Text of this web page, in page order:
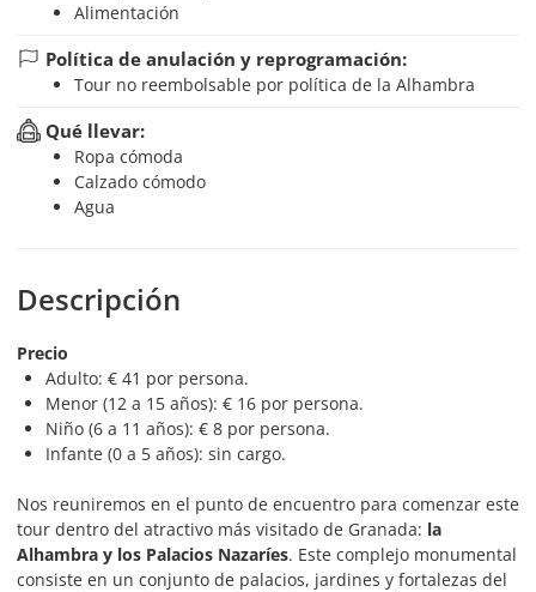
Alimentación
Política de anulación y reprogramación:
Tour no reembolsable por política de la Alhambra
Qué llevar:
Ropa cómoda
Calzado cómodo
Agua
Descripción
Precio
Adulto: € 41 por persona.
Menor (12 a 15 años): € 16 por persona.
Niño (6 a 11 años): € 8 por persona.
Infante (0 a 5 años): sin cargo.
Nos reuniremos en el punto de encuentro para comenzar este
tour dentro del atractivo más visitado de Granada: la
Alhambra y los Palacios Nazaríes. Este complejo monumental
consiste en un conjunto de palacios, jardines y fortalezas del